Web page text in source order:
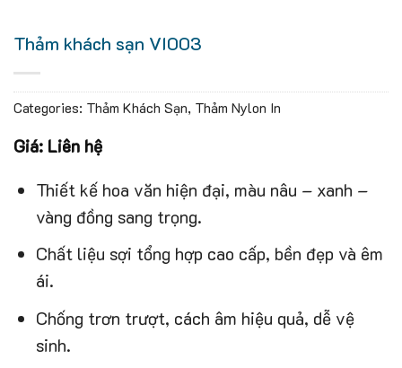
Thảm khách sạn VI003
Categories: Thảm Khách Sạn, Thảm Nylon In
Giá: Liên hệ
Thiết kế hoa văn hiện đại, màu nâu – xanh –
vàng đồng sang trọng.
Chất liệu sợi tổng hợp cao cấp, bền đẹp và êm
ái.
Chống trơn trượt, cách âm hiệu quả, dễ vệ
sinh.